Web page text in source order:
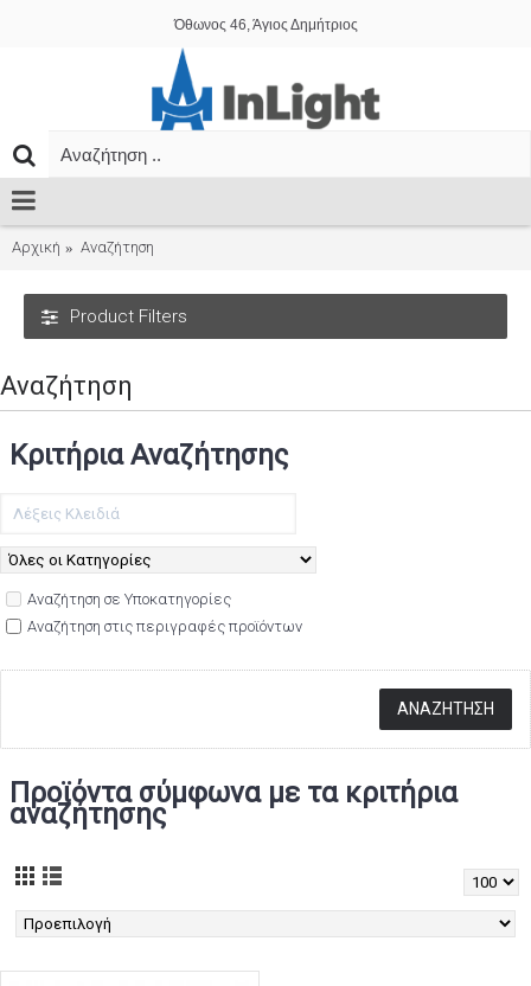
Όθωνος 46, Άγιος Δημήτριος
Αρχική Αναζήτηση
Product Filters
Αναζήτηση
Κριτήρια Αναζήτησης
Αναζήτηση σε Υποκατηγορίες
Αναζήτηση στις περιγραφές προϊόντων
Προϊόντα σύμφωνα με τα κριτήρια
αναζήτησης